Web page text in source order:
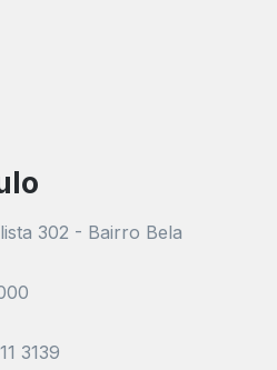
302 - Bairro Bela
3139